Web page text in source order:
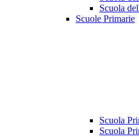
Scuola
Scuole Primarie
Scuola
Scuola